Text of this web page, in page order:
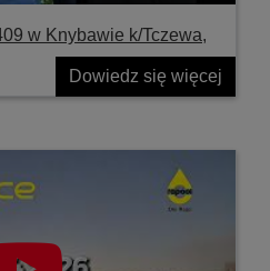
w Knybawie k/Tczewa,
Dowiedz się więcej